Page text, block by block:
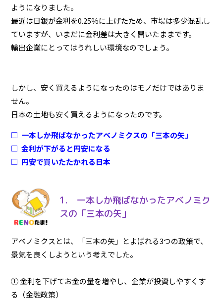
ようになりました。
最近は日銀が金利を0.25％に上げたため、市場は多少混乱し
ていますが、いまだに金利差は大きく開いたままです。
輸出企業にとってはうれしい環境なのでしょう。
しかし、安く買えるようになったのはモノだけではありま
せん。
日本の土地も安く買えるようになったのです。
□ 一本しか飛ばなかったアベノミクスの「三本の矢」
□ 金利が下がると円安になる
□ 円安で買いたたかれる日本
1. 一本しか飛ばなかったアベノミク
スの「三本の矢」
アベノミクスとは、「三本の矢」とよばれる3つの政策で、
景気を良くしようという考えでした。
① 金利を下げてお金の量を増やし、企業が投資しやすくす
る（金融政策）